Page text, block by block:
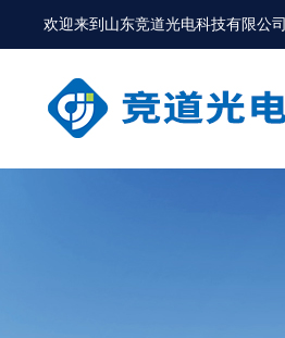
欢迎来到 山东竞道光电科技有限公司